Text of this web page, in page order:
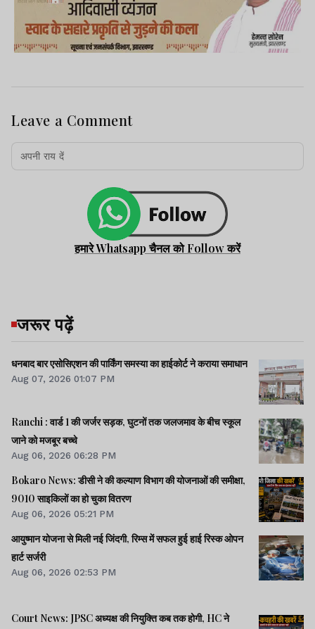
Leave a Comment
हमारे Whatsapp चैनल को Follow करें
जरूर पढ़ें
धनबाद बार एसोसिएशन की पार्किंग समस्या का हाईकोर्ट ने कराया समाधान
Aug 07, 2026 01:07 PM
Ranchi : वार्ड 1 की जर्जर सड़क, घुटनों तक जलजमाव के बीच स्कूल
जाने को मजबूर बच्चे
Aug 06, 2026 06:28 PM
Bokaro News: डीसी ने की कल्याण विभाग की योजनाओं की समीक्षा,
9010 साइकिलों का हो चुका वितरण
Aug 06, 2026 05:21 PM
आयुष्मान योजना से मिली नई जिंदगी, रिम्स में सफल हुई हाई रिस्क ओपन
हार्ट सर्जरी
Aug 06, 2026 02:53 PM
Court News: JPSC अध्यक्ष की नियुक्ति कब तक होगी, HC ने